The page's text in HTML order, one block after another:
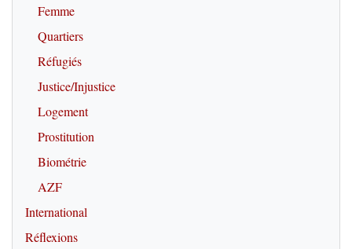
Femme
Quartiers
Réfugiés
Justice/Injustice
Logement
Prostitution
Biométrie
AZF
International
Réflexions